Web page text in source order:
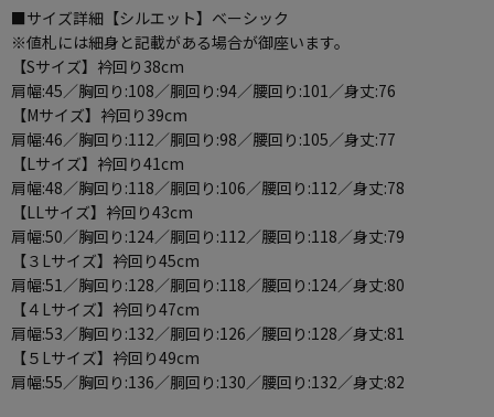
■サイズ詳細【シルエット】ベーシック
※値札には細身と記載がある場合が御座います。
【Sサイズ】衿回り38cm
肩幅:45／胸回り:108／胴回り:94／腰回り:101／身丈:76
【Mサイズ】衿回り39cm
肩幅:46／胸回り:112／胴回り:98／腰回り:105／身丈:77
【Lサイズ】衿回り41cm
肩幅:48／胸回り:118／胴回り:106／腰回り:112／身丈:78
【LLサイズ】衿回り43cm
肩幅:50／胸回り:124／胴回り:112／腰回り:118／身丈:79
【３Lサイズ】衿回り45cm
肩幅:51／胸回り:128／胴回り:118／腰回り:124／身丈:80
【４Lサイズ】衿回り47cm
肩幅:53／胸回り:132／胴回り:126／腰回り:128／身丈:81
【５Lサイズ】衿回り49cm
肩幅:55／胸回り:136／胴回り:130／腰回り:132／身丈:82